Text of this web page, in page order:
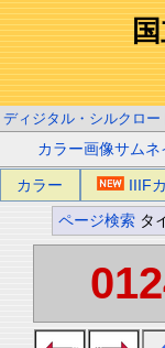
ディジタル・シルクロー
カラー画像サムネ
カラー IIIF
ページ検索 タ